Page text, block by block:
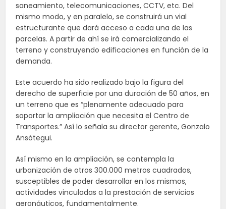
saneamiento, telecomunicaciones, CCTV, etc. Del
mismo modo, y en paralelo, se construirá un vial
estructurante que dará acceso a cada una de las
parcelas. A partir de ahí se irá comercializando el
terreno y construyendo edificaciones en función de la
demanda.
Este acuerdo ha sido realizado bajo la figura del
derecho de superficie por una duración de 50 años, en
un terreno que es “plenamente adecuado para
soportar la ampliación que necesita el Centro de
Transportes.” Así lo señala su director gerente, Gonzalo
Ansótegui.
Así mismo en la ampliación, se contempla la
urbanización de otros 300.000 metros cuadrados,
susceptibles de poder desarrollar en los mismos,
actividades vinculadas a la prestación de servicios
aeronáuticos, fundamentalmente.